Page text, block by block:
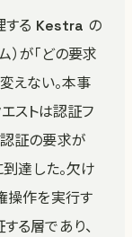
する Kestra の
）が「どの要求
えない。本事
ストは認証フ
証の要求が
した。欠け
操作を実行す
る層であり、